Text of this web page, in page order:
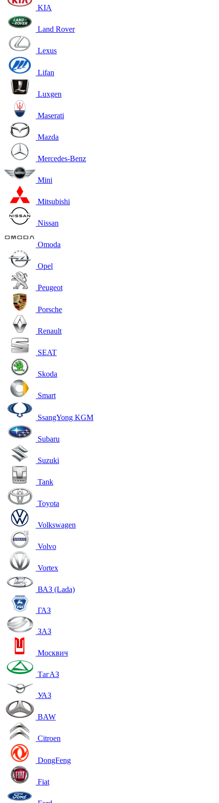
KIA
Land Rover
Lexus
Lifan
Luxgen
Maserati
Mazda
Mercedes-Benz
Mini
Mitsubishi
Nissan
Omoda
Opel
Peugeot
Porsche
Renault
SEAT
Skoda
Smart
SsangYong KGM
Subaru
Suzuki
Tank
Toyota
Volkswagen
Volvo
Vortex
ВАЗ (Lada)
ГАЗ
ЗАЗ
Москвич
ТагАЗ
УАЗ
BAW
Citroen
DongFeng
Fiat